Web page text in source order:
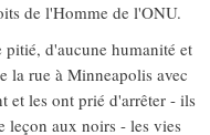
de l'Homme de l'ONU.
d'aucune humanité et
la rue à Minneapolis avec
et les ont prié d'arrêter - ils
leçon aux noirs - les vies